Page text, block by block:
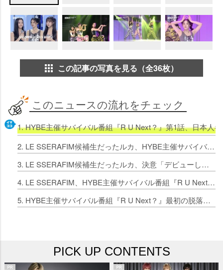
この記事の写真を見る（全36枚）
このニュースの流れをチェック
1. HYBE主催サバイバル番組『R U Next？』第1話、日本
2. LE SSERAFIM候補生だったルカ、HYBE主催サバイバル番組『R U Next？』でパフォーマンス披露
3. LE SSERAFIM候補生だったルカ、決意「デビューして、再会しよう」 KARAギュリからアドバイスも
4. LE SSERAFIM、HYBE主催サバイバル番組『R U Next?』にサプライズ映像「ベストを尽くして」
5. HYBE主催サバイバル番組『R U Next？』最初の脱落者発表へ 日本人練習生・イロハ、ステージでまさかの転倒
PICK UP CONTENTS